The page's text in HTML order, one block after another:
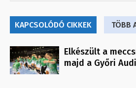
KAPCSOLÓDÓ CIKKEK TÖBB
Elkészült a
majd a Győri Audi